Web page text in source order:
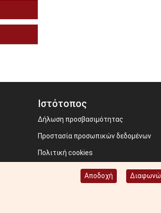
Ιστότοπος
Δήλωση προσβασιμότητας
Προστασία προσωπικών δεδομένων
Πολιτική cookies
Image credits: Some designed by Freepik
Αποδοχή Διαφωνώ